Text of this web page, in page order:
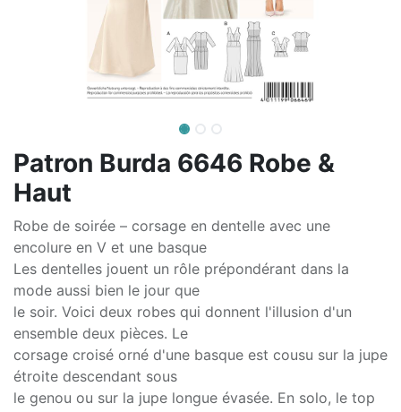
Patron Burda 6646 Robe &
Haut
Robe de soirée – corsage en dentelle avec une
encolure en V et une basque
Les dentelles jouent un rôle prépondérant dans la
mode aussi bien le jour que
le soir. Voici deux robes qui donnent l'illusion d'un
ensemble deux pièces. Le
corsage croisé orné d'une basque est cousu sur la jupe
étroite descendant sous
le genou ou sur la jupe longue évasée. En solo, le top